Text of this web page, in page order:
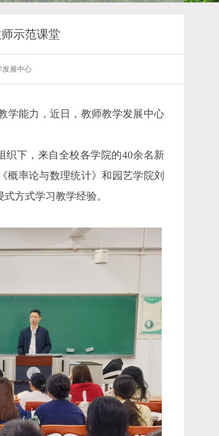
示范课堂
发展中心
学能力，近日，教师教学发展中心
织下，来自全校各学院的40余名新
概率论与数理统计》和园艺学院刘
方式学习教学经验。